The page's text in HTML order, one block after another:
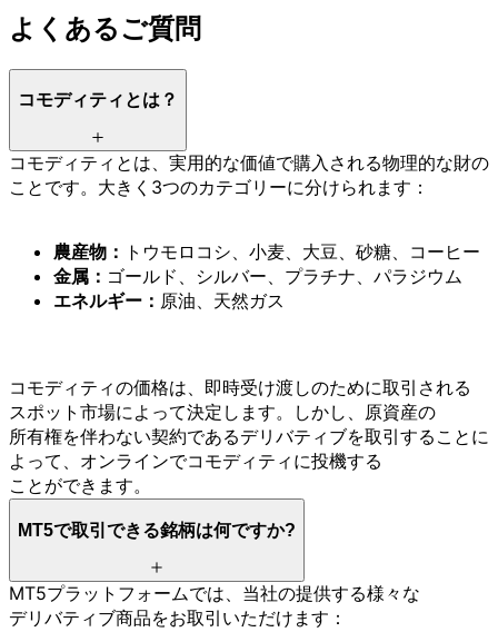
よく あるご質問
コモディティとは？
コモディティとは、 実用的な価値で購入される物理的な財の
ことです。 大きく 3つのカテゴリーに分けられます：
農産物： トウモロコシ、 小麦、 大豆、 砂糖、 コーヒー
金属： ゴールド、 シルバー、 プラチナ、 パラジウム
エネルギー： 原油、 天然ガス
コモディティの価格は、 即時受け渡しのために取引される
スポット市場によって決定します。 しかし、 原資産の
所有権を伴わない契約であるデリバティブを取引する ことに
よって、 オンラインでコモディティに投機する
ことができます。
MT5で取引できる銘柄は何ですか?
MT5プラットフォームでは、 当社の提供する様々な
デリバティブ商品をお取引いただけます：